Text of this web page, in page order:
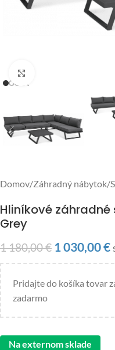
Domov/Záhradný nábytok/
Hliníkové záhradné
Grey
1 180,00€ 1 030,00€
Pridajte do košíka tovar
zadarmo
Na externom sklade